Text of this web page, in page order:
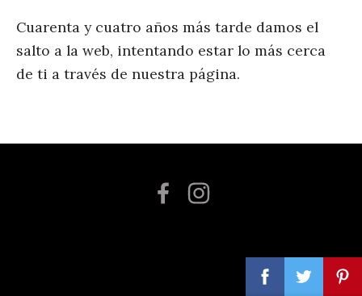
Cuarenta y cuatro años más tarde damos el
salto a la web, intentando estar lo más cerca
de ti a través de nuestra página.